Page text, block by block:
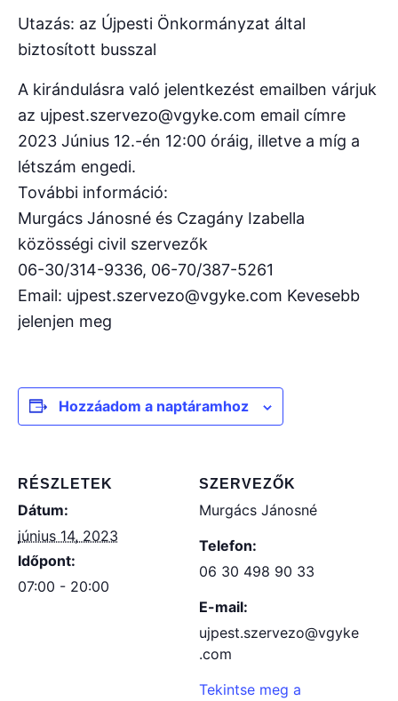
Utazás: az Újpesti Önkormányzat által
biztosított busszal
A kirándulásra való jelentkezést emailben várjuk
az ujpest.szervezo@vgyke.com email címre
2023 Június 12.-én 12:00 óráig, illetve a míg a
létszám engedi.
További információ:
Murgács Jánosné és Czagány Izabella
közösségi civil szervezők
06-30/314-9336, 06-70/387-5261
Email: ujpest.szervezo@vgyke.com Kevesebb
jelenjen meg
Hozzáadom a naptáramhoz
RÉSZLETEK
Dátum:
június 14, 2023
Időpont:
07:00 - 20:00
SZERVEZŐK
Murgács Jánosné
Telefon:
06 30 498 90 33
E-mail:
ujpest.szervezo@vgyke
.com
Tekintse meg a